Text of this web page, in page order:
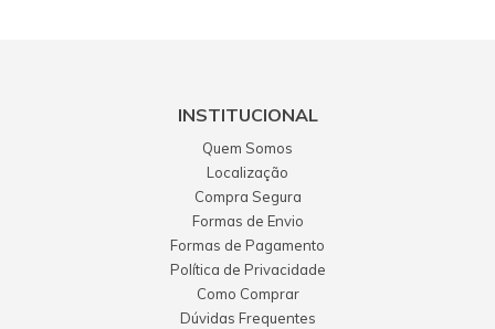
INSTITUCIONAL
Quem Somos
Localização
Compra Segura
Formas de Envio
Formas de Pagamento
Política de Privacidade
Como Comprar
Dúvidas Frequentes